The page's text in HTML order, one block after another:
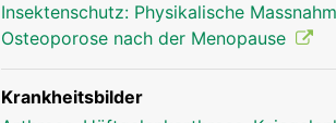
Insektenschutz: Physikalische
Osteoporose nach der Menopause
Krankheitsbilder